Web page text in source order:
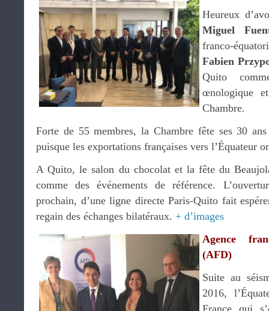
Heureux
Miguel
franco-
Fabien
Quito
œnologique
Chambre.
Forte de 55 membres, la Chambre fête ses 30
puisque les exportations françaises vers l’Équateur
A Quito, le salon du chocolat et la fête du
comme des événements de référence.
prochain, d’une ligne directe Paris-Quito fait
regain des échanges bilatéraux. + d’images
Agence
(AFD)
Suite au
2016,
France qui